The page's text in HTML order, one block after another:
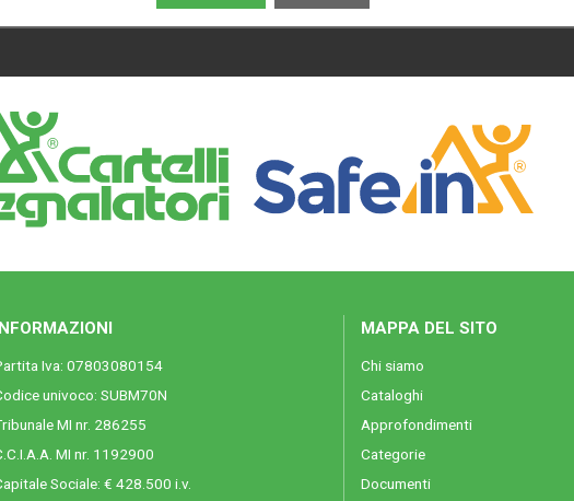
Iva: 07803080154
univoco: SUBM70N
MI nr. 286255
MI nr. 1192900
Sociale: € 428.500 i.v.
MAPPA DEL SITO
Chi siamo
Cataloghi
Approfondimenti
Categorie
Documenti